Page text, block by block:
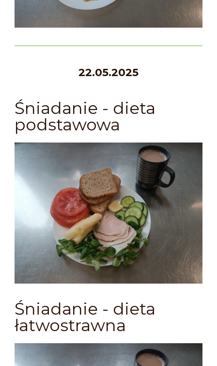
22.05.2025
Śniadanie - dieta
podstawowa
Śniadanie - dieta
łatwostrawna